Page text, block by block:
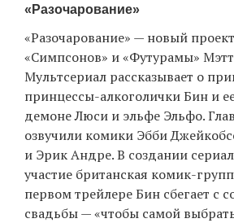
«Разочарование»
«Разочарование» — новый
«Симпсонов» и «Футурамы»
Мультсериал рассказывает о
принцессы-алкоголички Бин и
демоне Люси и эльфе Эльфо.
озвучили комики Эбби
и Эрик Андре. В создании
участие британская комик-
первом трейлере Бин сбегает с
свадьбы — «чтобы самой